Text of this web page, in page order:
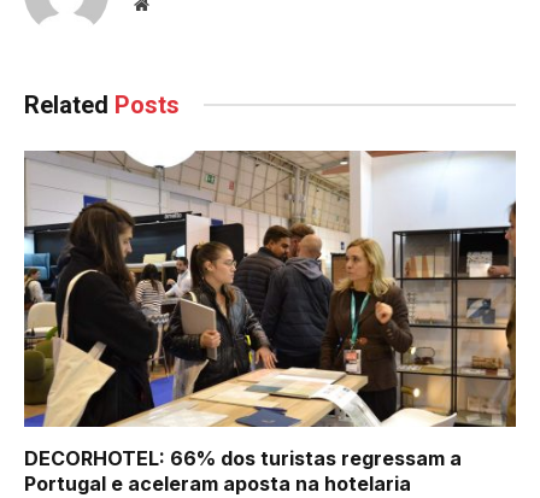
Related Posts
DECORHOTEL: 66% dos turistas regressam a
Portugal e aceleram aposta na hotelaria